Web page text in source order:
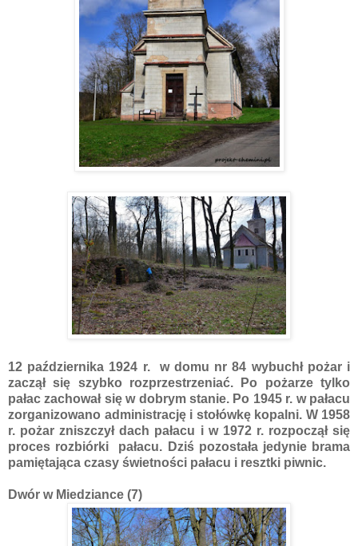
12 października 1924 r. w domu nr 84 wybuchł pożar i
zaczął się szybko rozprzestrzeniać. Po pożarze tylko
pałac zachował się w dobrym stanie. Po 1945 r. w pałacu
zorganizowano administrację i stołówkę kopalni. W 1958
r. pożar zniszczył dach pałacu i w 1972 r. rozpoczął się
proces rozbiórki pałacu. Dziś pozostała jedynie brama
pamiętająca czasy świetności pałacu i resztki piwnic.
Dwór w Miedziance (7)